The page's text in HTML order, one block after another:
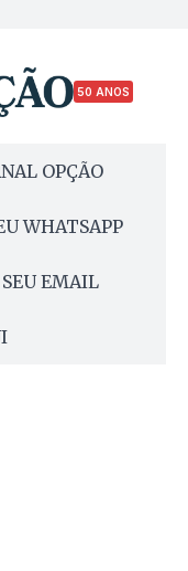
50 ANOS
OPÇÃO
WHATSAPP
EMAIL